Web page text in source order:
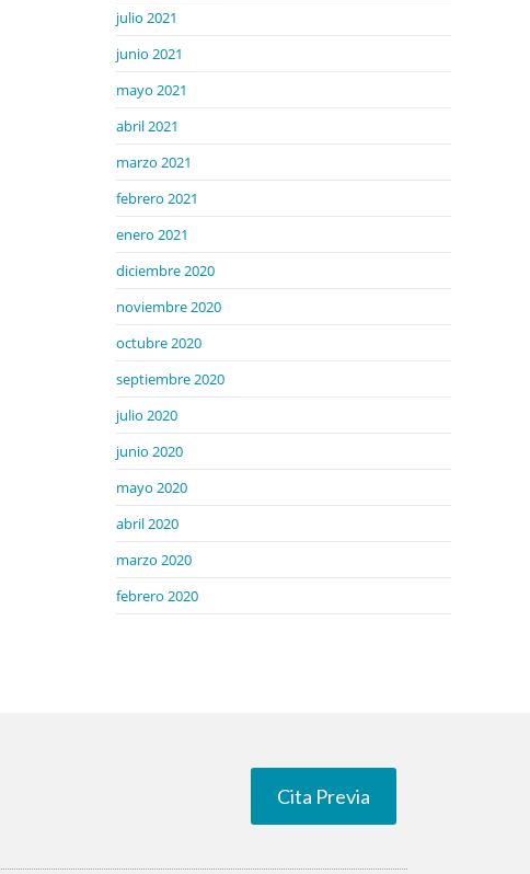
julio 2021
junio 2021
mayo 2021
abril 2021
marzo 2021
febrero 2021
enero 2021
diciembre 2020
noviembre 2020
octubre 2020
septiembre 2020
julio 2020
junio 2020
mayo 2020
abril 2020
marzo 2020
febrero 2020
Cita Previa